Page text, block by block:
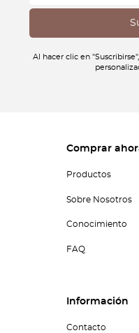
Al hacer clic en
Comprar
Productos
Sobre Nosotros
Conocimiento
FAQ
Información
Contacto